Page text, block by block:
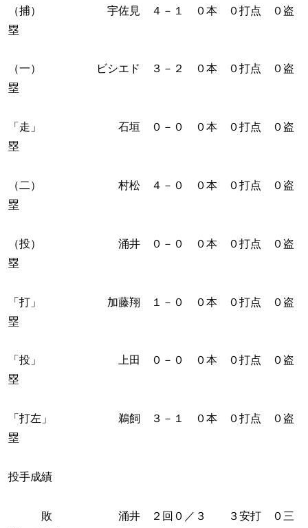
（捕） 宇佐見 ４－１ ０本 ０打点 ０盗
塁
（一） ビシエド ３－２ ０本 ０打点 ０盗
塁
「走」 石垣 ０－０ ０本 ０打点 ０盗
塁
（二） 村松 ４－０ ０本 ０打点 ０盗
塁
（投） 涌井 ０－０ ０本 ０打点 ０盗
塁
「打」 加藤翔 １－０ ０本 ０打点 ０盗
塁
「投」 上田 ０－０ ０本 ０打点 ０盗
塁
「打左」 鵜飼 ３－１ ０本 ０打点 ０盗
塁
投手成績
敗 涌井 ２回０／３ ３安打 ０三